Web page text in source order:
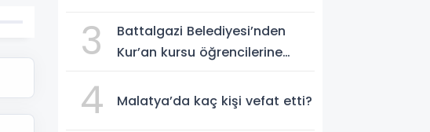
3
Battalgazi Belediyesi’nden
Kur’an kursu öğrencilerine
4 Malatya’da kaç kişi vefat etti?